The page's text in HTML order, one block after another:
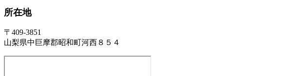
所在地
〒409-3851
山梨県中巨摩郡昭和町河西８５４